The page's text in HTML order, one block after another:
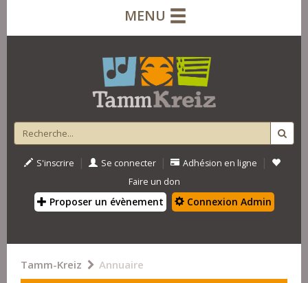
MENU
S'inscrire | Se connecter | Adhésion en ligne |
Faire un don
Proposer un évènement Connexion Admin
Tamm-Kreiz Annuaire